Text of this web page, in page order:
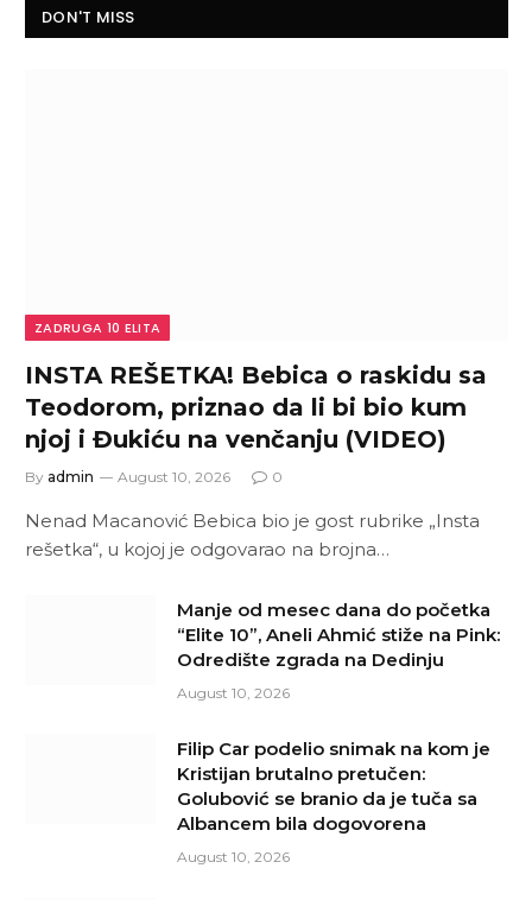
DON'T MISS
ZADRUGA 10 ELITA
INSTA REŠETKA! Bebica o raskidu sa
Teodorom, priznao da li bi bio kum
njoj i Đukiću na venčanju (VIDEO)
By admin August 10, 2026 0
Nenad Macanović Bebica bio je gost rubrike „Insta
rešetka“, u kojoj je odgovarao na brojna…
Manje od mesec dana do početka
“Elite 10”, Aneli Ahmić stiže na Pink:
Odredište zgrada na Dedinju
August 10, 2026
Filip Car podelio snimak na kom je
Kristijan brutalno pretučen:
Golubović se branio da je tuča sa
Albancem bila dogovorena
August 10, 2026